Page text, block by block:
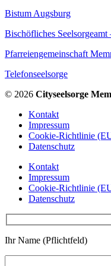
Bistum Augsburg
Bischöfliches
Pfarreiengemeinschaft
Telefonseelsorge
© 2026 Cityseelsorge
Kontakt
Impressum
Cookie-Richtlinie
Datenschutz
Kontakt
Impressum
Cookie-Richtlinie
Datenschutz
Ihr Name (Pflichtfeld)